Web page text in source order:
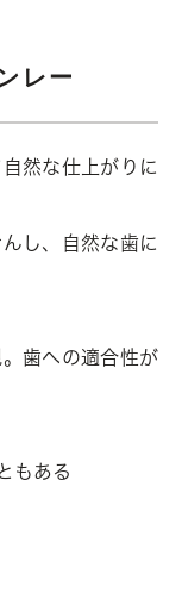
レー
然な仕上がりに
し、自然な歯に
歯への適合性が
もある